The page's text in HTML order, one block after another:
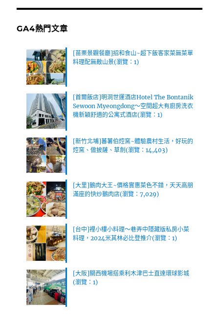
GA4熱門文章
[苗栗景觀餐廳]招和食山~超下飯客家菜無菜單
料理配無敵山景(瀏覽：1)
[首爾飯店]明洞世運酒店Hotel The Bontanik
Sewoon Myeongdong～空間超大有廚房洗衣
機新穎舒適的公寓式酒店(瀏覽：1)
[新竹北埔]蕃薯伯焢窯~體驗農村生活，好玩的
焢窯、做披薩、草劍(瀏覽：14,403)
[大里]鵝肉大王~價格實惠菜色不錯，天天高朋
滿座的快炒鵝肉店(瀏覽：7,029)
[台中]裡小樓小料理～巷弄中隱藏版私房小菜
料理，2024米其林必比登推介(瀏覽：1)
[大阪]關西機場搭乘利木津巴士直達環球影城
(瀏覽：1)